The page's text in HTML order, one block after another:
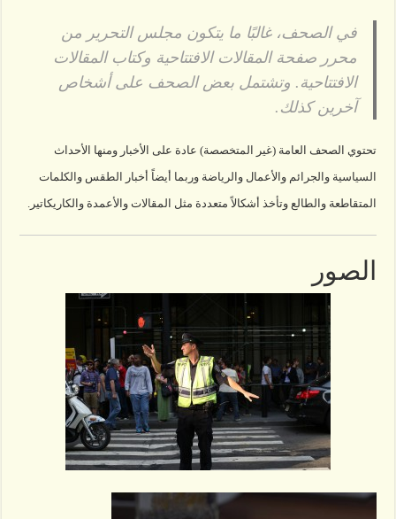
في الصحف، غالبًا ما يتكون مجلس التحرير من
محرر صفحة المقالات الافتتاحية وكتاب المقالات
الافتتاحية. وتشتمل بعض الصحف على أشخاص
آخرين كذلك.
تحتوي الصحف العامة (غير المتخصصة) عادة على الأخبار ومنها الأحداث
السياسية والجرائم والأعمال والرياضة وربما أيضاً أخبار الطقس والكلمات
المتقاطعة والطالع وتأخذ أشكالاً متعددة مثل المقالات والأعمدة والكاريكاتير.
الصور